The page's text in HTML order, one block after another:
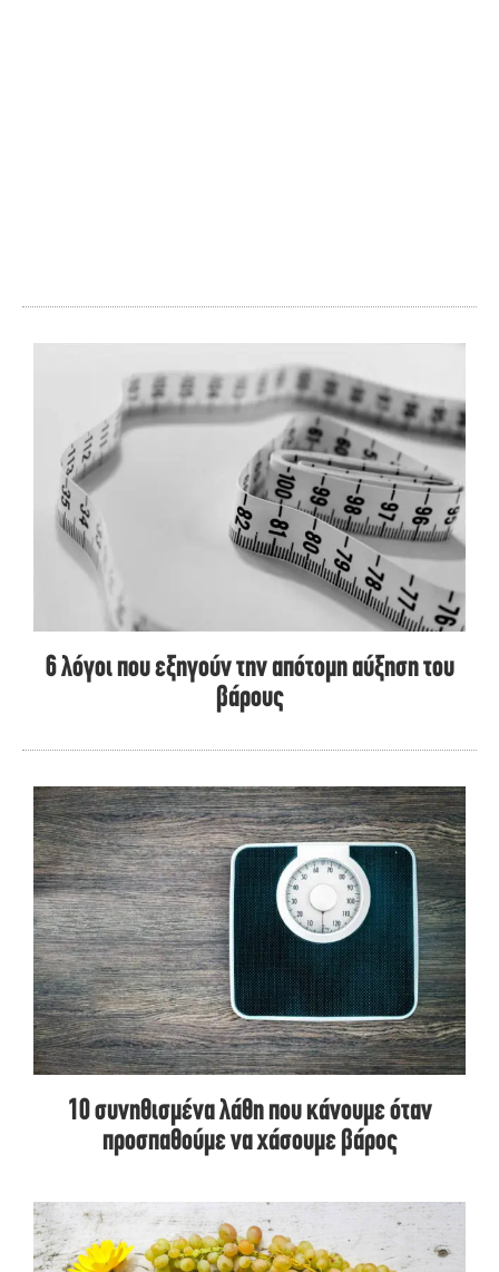
6 λόγοι που εξηγούν την απότομη αύξηση του
βάρους
10 συνηθισμένα λάθη που κάνουμε όταν
προσπαθούμε να χάσουμε βάρος